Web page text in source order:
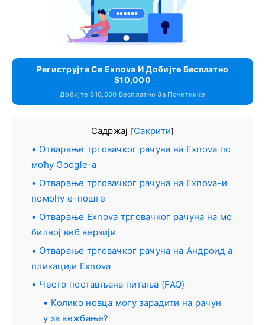
Региструјте Се Exnova И Добијте Бесплатно
$10,000
Добијте $10,000 Бесплатно За Почетнике
Садржај [Сакрити]
Отварање трговачког рачуна на Exnova по
моћу Google-а
Отварање трговачког рачуна на Exnova-и
помоћу е-поште
Отварање Exnova трговачког рачуна на мо
билној веб верзији
Отварање трговачког рачуна на Андроид а
пликацији Exnova
Често постављана питања (FAQ)
Колико новца могу зарадити на рачун
у за вежбање?